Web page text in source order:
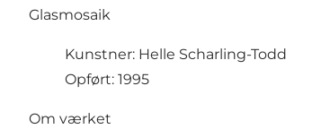
Glasmosaik
Kunstner: Helle Scharling-Todd
Opført: 1995
Om værket